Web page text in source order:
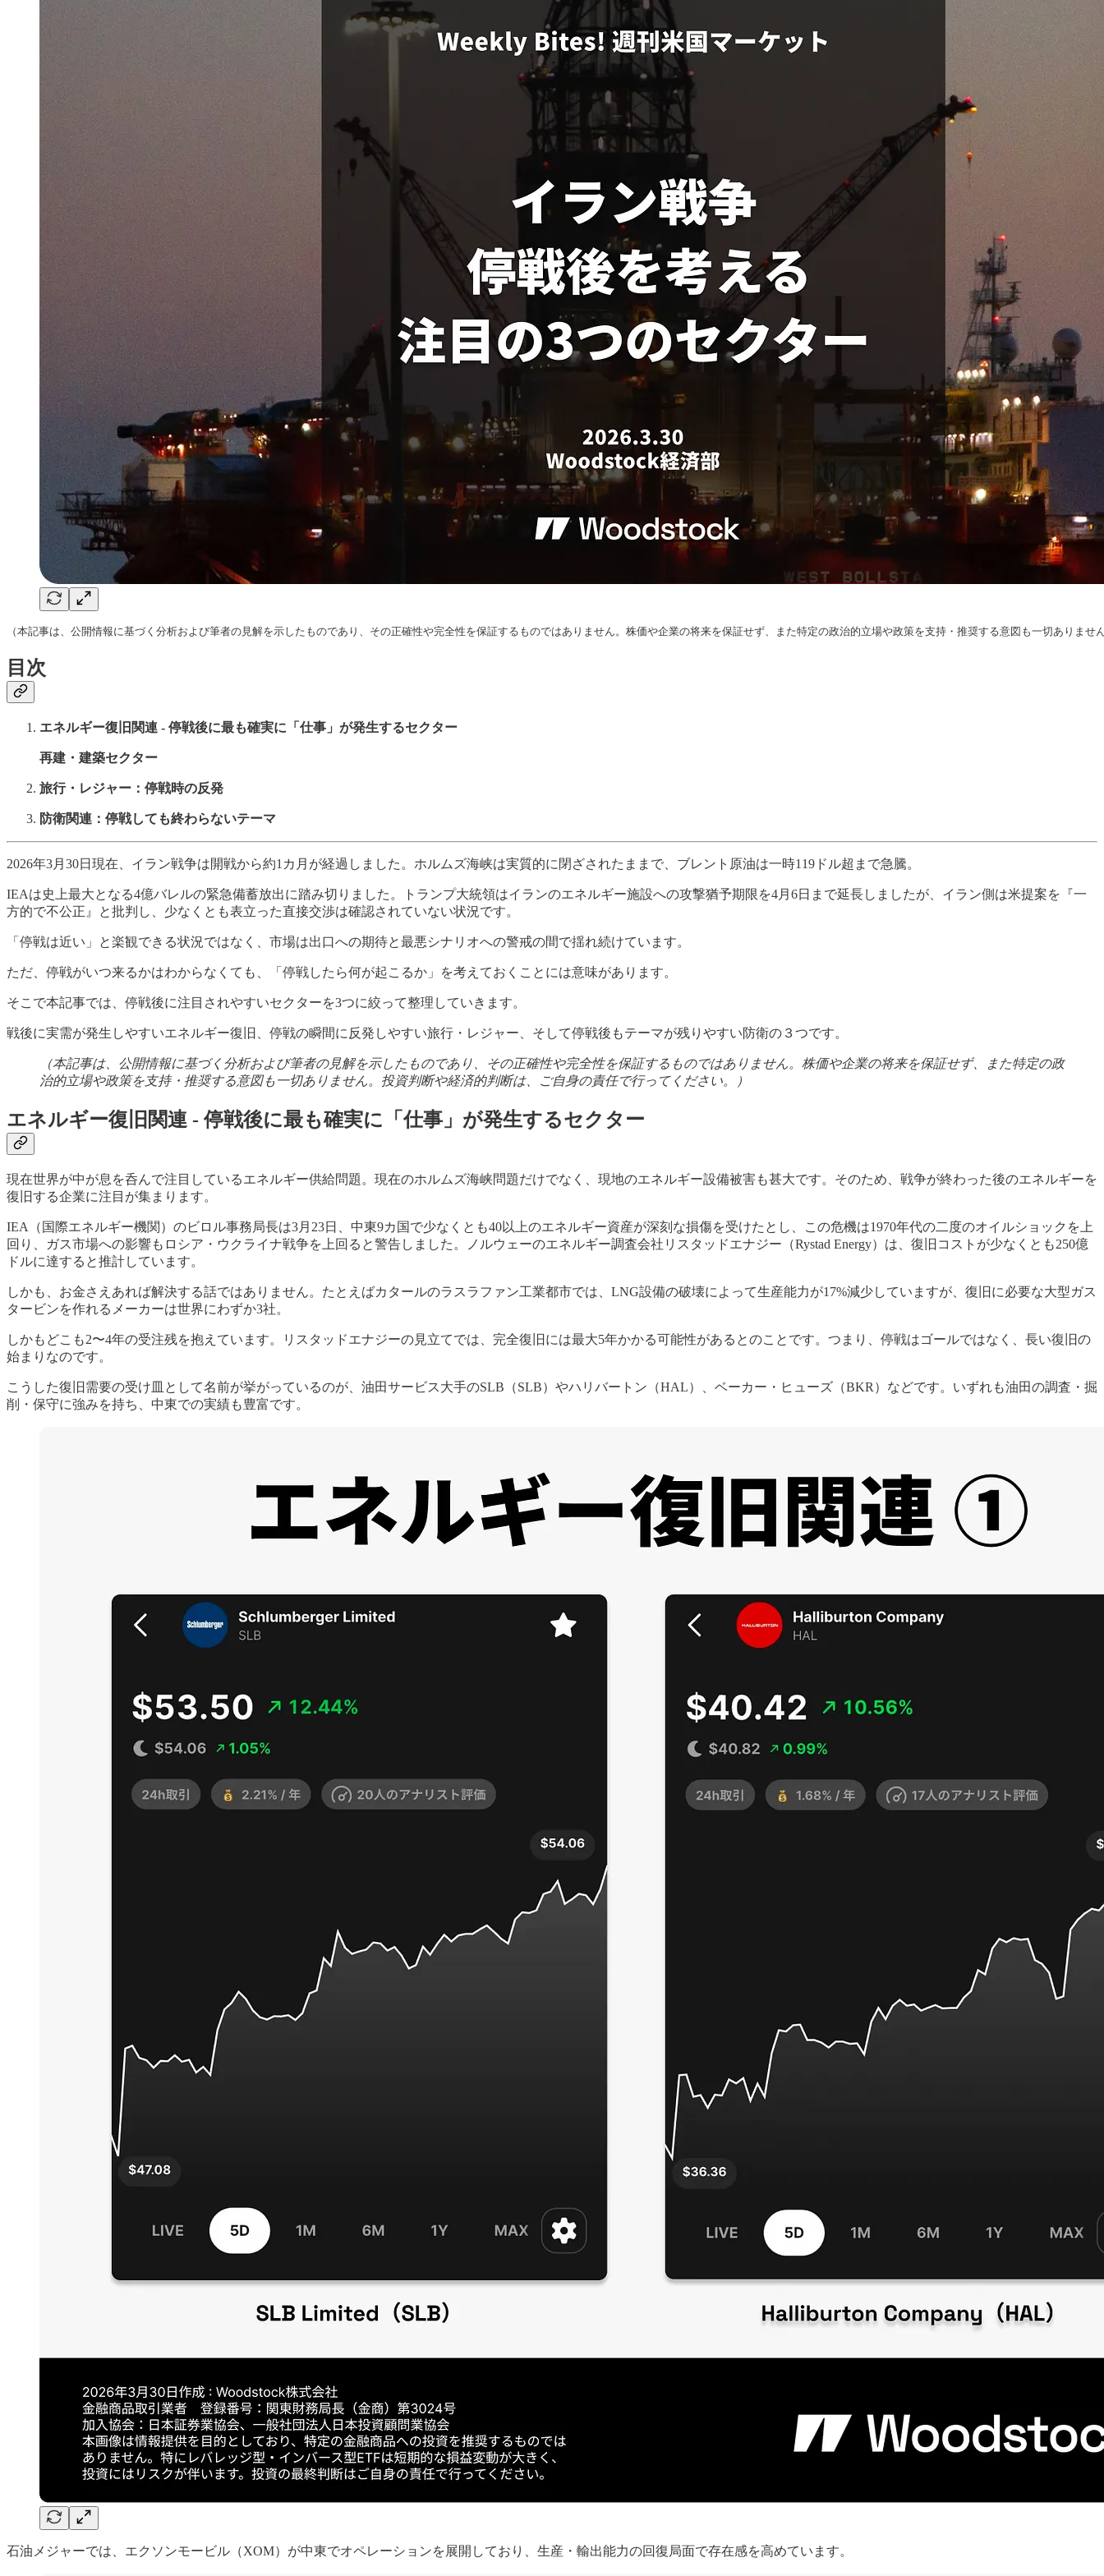
（本記事は、公開情報に基づく分析および筆者の見解を示したものであり、その正確性や完全性を保証するものではありません。株価や企業の将来を保証せず、また特定の政治的立場や政策を支持・推奨する意図も一切ありま
目次
エネルギー復旧関連 - 停戦後に最も確実に「仕事」が発生するセクター
再建・建築セクター
旅行・レジャー：停戦時の反発
防衛関連：停戦しても終わらないテーマ
2026年3月30日現在、イラン戦争は開戦から約1カ月が経過しました。ホルムズ海峡は実質的に閉ざされたままで、ブレント原油は一時119ドル超まで急騰。
IEAは史上最大となる4億バレルの緊急備蓄放出に踏み切りました。トランプ大統領はイランのエネルギー施設への攻撃猶予期限を4月6日まで延長しましたが、イラン側は米提案を『一
方的で不公正』と批判し、少なくとも表立った直接交渉は確認されていない状況です。
「停戦は近い」と楽観できる状況ではなく、市場は出口への期待と最悪シナリオへの警戒の間で揺れ続けています。
ただ、停戦がいつ来るかはわからなくても、「停戦したら何が起こるか」を考えておくことには意味があります。
そこで本記事では、停戦後に注目されやすいセクターを3つに絞って整理していきます。
戦後に実需が発生しやすいエネルギー復旧、停戦の瞬間に反発しやすい旅行・レジャー、そして停戦後もテーマが残りやすい防衛の３つです。
（本記事は、公開情報に基づく分析および筆者の見解を示したものであり、その正確性や完全性を保証するものではありません。株価や企業の将来を保証せず、また特定の政
治的立場や政策を支持・推奨する意図も一切ありません。投資判断や経済的判断は、ご自身の責任で行ってください。）
エネルギー復旧関連 - 停戦後に最も確実に「仕事」が発生するセクター
現在世界が中が息を呑んで注目しているエネルギー供給問題。現在のホルムズ海峡問題だけでなく、現地のエネルギー設備被害も甚大です。そのため、戦争が終わった後のエネルギーを
復旧する企業に注目が集まります。
IEA（国際エネルギー機関）のビロル事務局長は3月23日、中東9カ国で少なくとも40以上のエネルギー資産が深刻な損傷を受けたとし、この危機は1970年代の二度のオイルショックを上
回り、ガス市場への影響もロシア・ウクライナ戦争を上回ると警告しました。ノルウェーのエネルギー調査会社リスタッドエナジー（Rystad Energy）は、復旧コストが少なくとも250億
ドルに達すると推計しています。
しかも、お金さえあれば解決する話ではありません。たとえばカタールのラスラファン工業都市では、LNG設備の破壊によって生産能力が17%減少していますが、復旧に必要な大型ガス
タービンを作れるメーカーは世界にわずか3社。
しかもどこも2〜4年の受注残を抱えています。リスタッドエナジーの見立てでは、完全復旧には最大5年かかる可能性があるとのことです。つまり、停戦はゴールではなく、長い復旧の
始まりなのです。
こうした復旧需要の受け皿として名前が挙がっているのが、油田サービス大手のSLB（SLB）やハリバートン（HAL）、ベーカー・ヒューズ（BKR）などです。いずれも油田の調査・掘
削・保守に強みを持ち、中東での実績も豊富です。
石油メジャーでは、エクソンモービル（XOM）が中東でオペレーションを展開しており、生産・輸出能力の回復局面で存在感を高めています。